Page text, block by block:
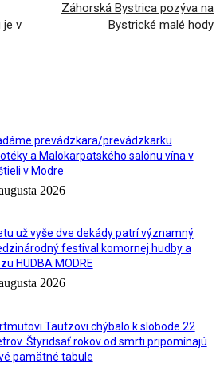
je v
Záhorská Bystrica pozýva na
Bystrické malé hody
prevádzkara/prevádzkarku
a Malokarpatského salónu vína v
v Modre
2026
už vyše dve dekády patrí významný
festival komornej hudby a
HUDBA MODRE
2026
Tautzovi chýbalo k slobode 22
Štyridsať rokov od smrti pripomínajú
pamätné tabule